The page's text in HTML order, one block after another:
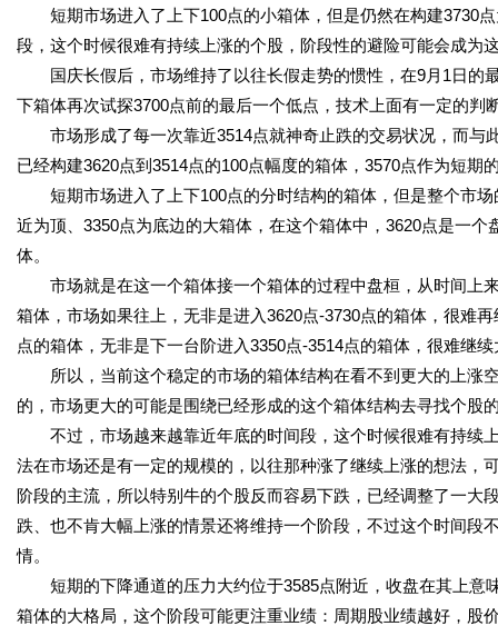
短期市场进入了上下100点的小箱体，但是仍然在构建3730
段，这个时候很难有持续上涨的个股，阶段性的避险可能会成为
国庆长假后，市场维持了以往长假走势的惯性，在9月1日的
下箱体再次试探3700点前的最后一个低点，技术上面有一定的判
市场形成了每一次靠近3514点就神奇止跌的交易状况，而与
已经构建3620点到3514点的100点幅度的箱体，3570点作为短期
短期市场进入了上下100点的分时结构的箱体，但是整个市场
近为顶、3350点为底边的大箱体，在这个箱体中，3620点是一
体。
市场就是在这一个箱体接一个箱体的过程中盘桓，从时间上
箱体，市场如果往上，无非是进入3620点-3730点的箱体，很难
点的箱体，无非是下一台阶进入3350点-3514点的箱体，很难继
所以，当前这个稳定的市场的箱体结构在看不到更大的上涨
的，市场更大的可能是围绕已经形成的这个箱体结构去寻找个股
不过，市场越来越靠近年底的时间段，这个时候很难有持续
法在市场还是有一定的规模的，以往那种涨了继续上涨的想法，
阶段的主流，所以特别牛的个股反而容易下跌，已经调整了一
跌、也不肯大幅上涨的情景还将维持一个阶段，不过这个时间段
情。
短期的下降通道的压力大约位于3585点附近，收盘在其上意
箱体的大格局，这个阶段可能更注重业绩：周期股业绩越好，股